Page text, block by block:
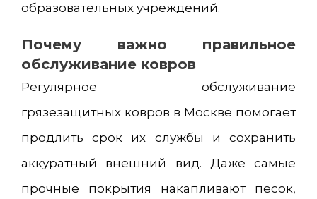
образовательных учреждений.
Почему важно правильное
обслуживание ковров
Регулярное обслуживание
грязезащитных ковров в Москве помогает
продлить срок их службы и сохранить
аккуратный внешний вид. Даже самые
прочные покрытия накапливают песок,